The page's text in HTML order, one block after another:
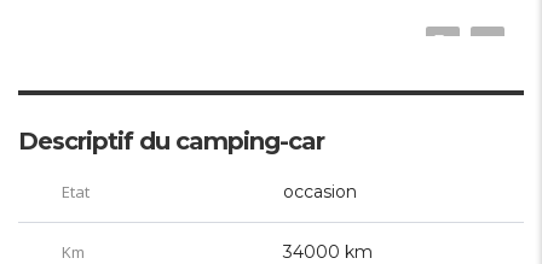
Descriptif du camping-car
Etat occasion
Km 34000 km